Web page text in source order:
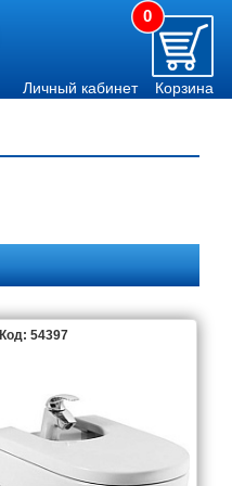
0
Личный кабинет Корзина
COMFORTY
JIKA
Код: 54397